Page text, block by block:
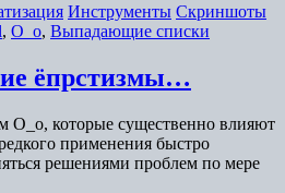
Инструменты Скриншоты
, O_o, Выпадающие списки
ёпрстизмы…
О_о, которые существенно влияют
применения быстро
решениями проблем по мере